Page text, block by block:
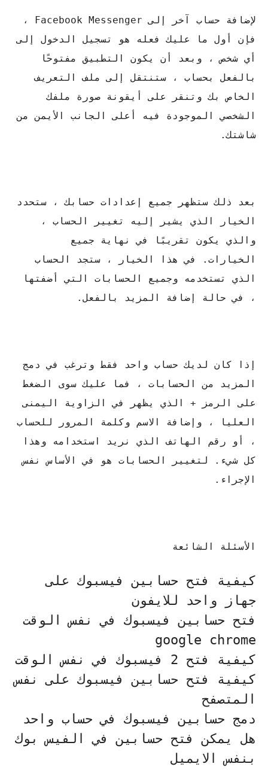
لإضافة حساب آخر إلى Facebook Messenger ،
فإن أول ما عليك فعله هو تسجيل الدخول إلى
أي شخص ، وبعد أن يكون التطبيق مفتوحًا
بالفعل بحساب ، ستنتقل إلى ملف التعريف
الخاص بك وتنقر على أيقونة صورة ملفك
الشخصي الموجودة فيه أعلى الجانب الأيمن من
شاشتك.
بعد ذلك ستظهر جميع إعدادات حسابك ، ستحدد
الخيار الذي يشير إليه تغيير الحساب ،
والذي يكون تقريبًا في نهاية جميع
الخيارات. في هذا الخيار ، ستجد الحساب
الذي تستخدمه وجميع الحسابات التي أضفتها
، في حالة إضافة المزيد بالفعل.
إذا كان لديك حساب واحد فقط وترغب في دمج
المزيد من الحسابات ، فما عليك سوى الضغط
على الرمز + الذي يظهر في الزاوية اليمنى
العليا ، وإضافة الاسم وكلمة المرور للحساب
، أو رقم الهاتف الذي نريد استخدامه وهذا
كل شيء. لتغيير الحسابات هو في الأساس نفس
الإجراء.
الأسئلة الشائعة
كيفية فتح حسابين فيسبوك على
جهاز واحد للايفون
فتح حسابين فيسبوك في نفس الوقت
google chrome
كيفية فتح 2 فيسبوك في نفس الوقت
كيفية فتح حسابين فيسبوك على نفس
المتصفح
دمج حسابين فيسبوك في حساب واحد
هل يمكن فتح حسابين في الفيس بوك
بنفس الايميل